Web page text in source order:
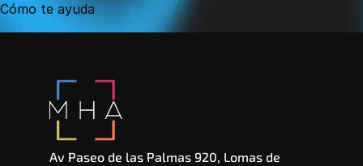
Cómo te ayuda
Av Paseo de las Palmas 920, Lomas de